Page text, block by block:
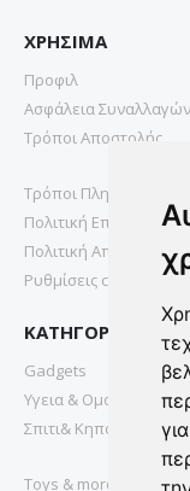
ΧΡΗΣΙΜΑ
Προφιλ
Ασφάλεια Συναλλαγών
Τρόποι Αποστολής
Τρόποι Πληρωμής
Πολιτική Επιστροφών
Πολιτική Απορρήτου
Ρυθμίσεις cookies
ΚΑΤΗΓΟΡΙΕΣ
Gadgets
Υγεια & Ομορφια
Σπιτι& Κηπος
Toys & more